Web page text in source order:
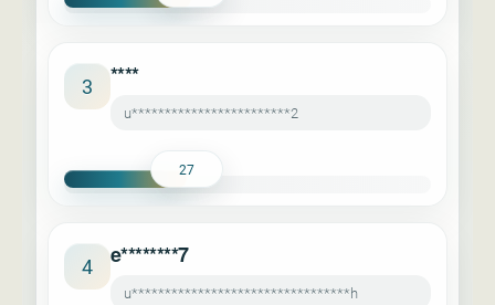
3 ****
u************************2
27
4 e********7
u*********************************h